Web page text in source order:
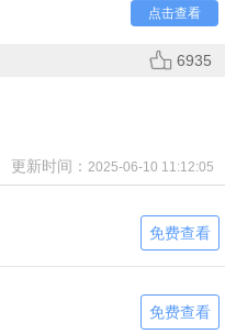
点击查看
6935
更新时间： 2025-06-10 11:12:05
免费查看
免费查看